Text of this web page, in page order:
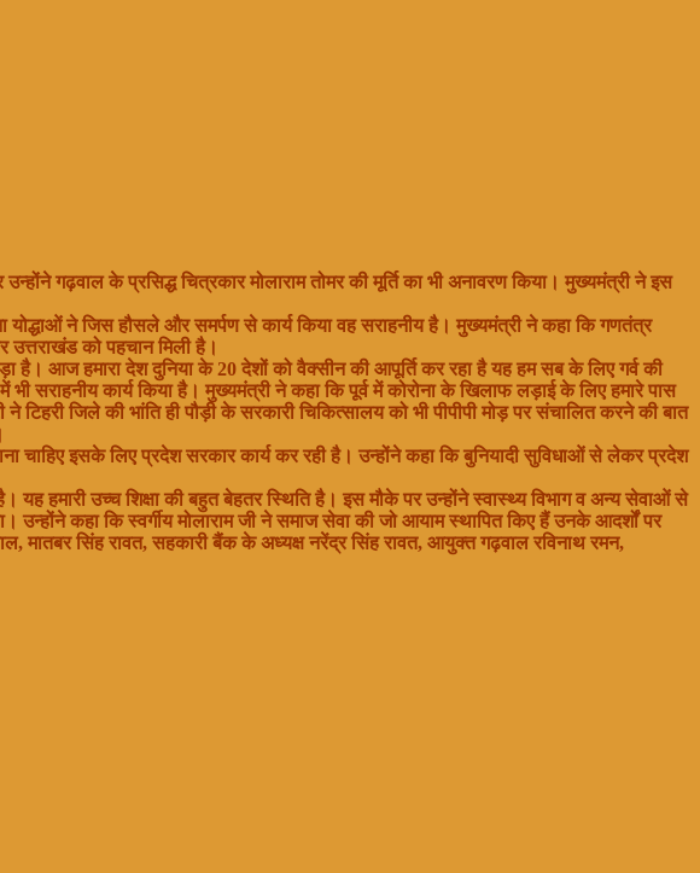
गढ़वाल के प्रसिद्ध चित्रकार मोलाराम तोमर की मूर्ति का भी अनावरण किया। मुख्यमंत्री ने इस
योद्धाओं ने जिस हौसले और समर्पण से कार्य किया वह सराहनीय है। मुख्यमंत्री ने कहा कि गणतंत्र
उत्तराखंड को पहचान मिली है।
आज हमारा देश दुनिया के 20 देशों को वैक्सीन की आपूर्ति कर रहा है यह हम सब के लिए गर्व की
भी सराहनीय कार्य किया है। मुख्यमंत्री ने कहा कि पूर्व में कोरोना के खिलाफ लड़ाई के लिए हमारे पास
जिले की भांति ही पौड़ी के सरकारी चिकित्सालय को भी पीपीपी मोड़ पर संचालित करने की बात
चाहिए इसके लिए प्रदेश सरकार कार्य कर रही है। उन्होंने कहा कि बुनियादी सुविधाओं से लेकर प्रदेश
हमारी उच्च शिक्षा की बहुत बेहतर स्थिति है। इस मौके पर उन्होंने स्वास्थ्य विभाग व अन्य सेवाओं से
उन्होंने कहा कि स्वर्गीय मोलाराम जी ने समाज सेवा की जो आयाम स्थापित किए हैं उनके आदर्शों पर
मातबर सिंह रावत, सहकारी बैंक के अध्यक्ष नरेंद्र सिंह रावत, आयुक्त गढ़वाल रविनाथ रमन,